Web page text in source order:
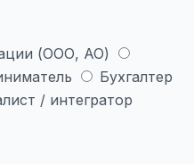
(ООО, АО)
Бухгалтер
/ интегратор